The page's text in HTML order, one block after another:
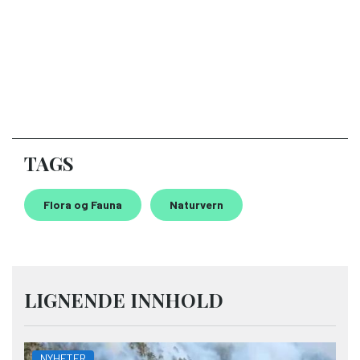
TAGS
Flora og Fauna Naturvern
LIGNENDE INNHOLD